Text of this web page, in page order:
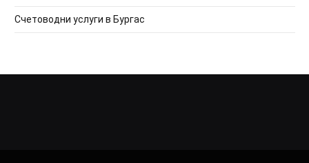
Счетоводни услуги в Бургас